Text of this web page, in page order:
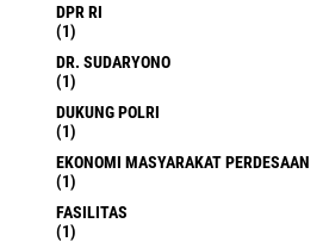
DPR RI
(1)
DR. SUDARYONO
(1)
DUKUNG POLRI
(1)
EKONOMI MASYARAKAT PERDESAAN
(1)
FASILITAS
(1)